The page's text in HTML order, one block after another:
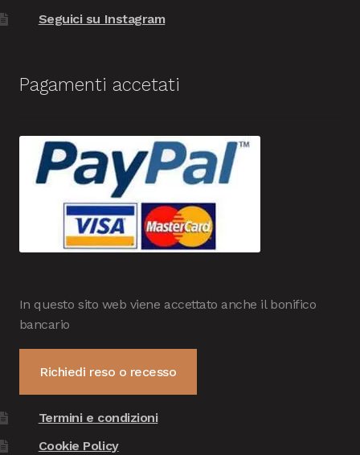
Seguici su Instagram
Pagamenti accetati
In questo sito web viene accettato anche il bonifico
bancario
Richiedi reso o recesso
Termini e condizioni
Cookie Policy